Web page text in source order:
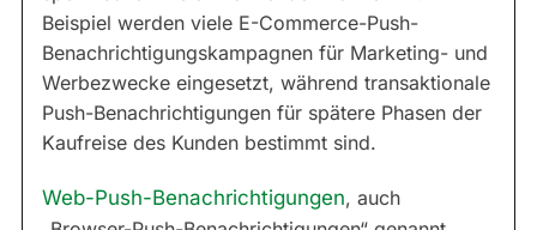
Beispiel werden viele E-Commerce-Push-
Benachrichtigungskampagnen für Marketing- und
Werbezwecke eingesetzt, während transaktionale
Push-Benachrichtigungen für spätere Phasen der
Kaufreise des Kunden bestimmt sind.
Web-Push-Benachrichtigungen, auch